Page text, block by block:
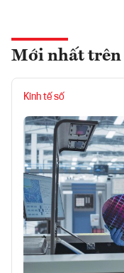
Mới nhất trên
Kinh tế số